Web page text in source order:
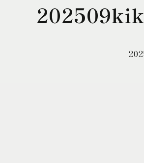
202509kik